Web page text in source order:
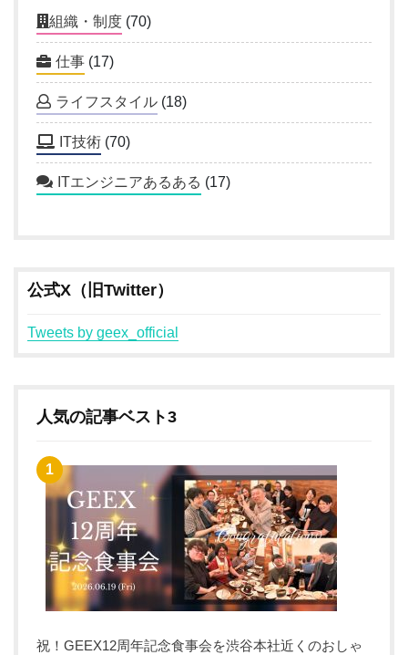
組織・制度 (70)
仕事 (17)
ライフスタイル (18)
IT技術 (70)
ITエンジニアあるある (17)
公式X（旧Twitter）
Tweets by geex_official
人気の記事ベスト3
祝！GEEX12周年記念食事会を渋谷本社近くのおしゃ